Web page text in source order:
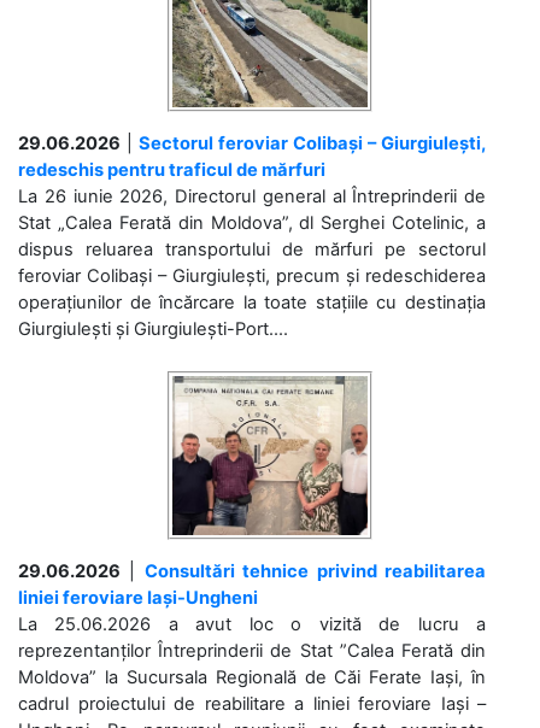
29.06.2026
Sectorul feroviar Colibași – Giurgiulești,
redeschis pentru traficul de mărfuri
La 26 iunie 2026, Directorul general al Întreprinderii de
Stat „Calea Ferată din Moldova”, dl Serghei Cotelinic, a
dispus reluarea transportului de mărfuri pe sectorul
feroviar Colibași – Giurgiulești, precum și redeschiderea
operațiunilor de încărcare la toate stațiile cu destinația
Giurgiulești și Giurgiulești-Port....
29.06.2026
Consultări tehnice privind reabilitarea
liniei feroviare Iași-Ungheni
La 25.06.2026 a avut loc o vizită de lucru a
reprezentanților Întreprinderii de Stat ”Calea Ferată din
Moldova” la Sucursala Regională de Căi Ferate Iași, în
cadrul proiectului de reabilitare a liniei feroviare Iași –